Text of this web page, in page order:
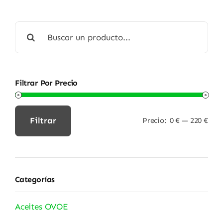
Filtrar Por Precio
Filtrar Precio: 0 € — 220 €
Categorías
Aceites OVOE